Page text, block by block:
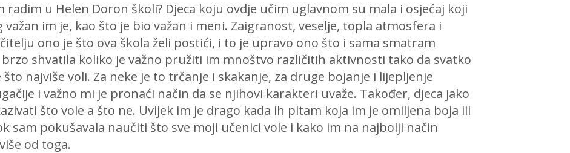
radim u Helen Doron školi? Djeca koju ovdje učim uglavnom su mala i osjećaj koji
im je, kao što je bio važan i meni. Zaigranost, veselje, topla atmosfera i
ono je što ova škola želi postići, i to je upravo ono što i sama smatram
shvatila koliko je važno pružiti im mnoštvo različitih aktivnosti tako da svatko
najviše voli. Za neke je to trčanje i skakanje, za druge bojanje i lijepljenje
i važno mi je pronaći način da se njihovi karakteri uvaže. Također, djeca jako
što vole a što ne. Uvijek im je drago kada ih pitam koja im je omiljena boja ili
sam pokušavala naučiti što sve moji učenici vole i kako im na najbolji način
od toga.